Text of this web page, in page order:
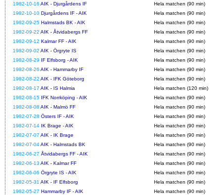
1982-10-16 AIK - Djurgårdens IF
Hela matchen (90 min)
1982-10-10 Djurgårdens IF - AIK
Hela matchen (90 min)
1982-09-25 Halmstads BK - AIK
Hela matchen (90 min)
1982-09-22 AIK - Åtvidabergs FF
Hela matchen (90 min)
1982-09-12 Kalmar FF - AIK
Hela matchen (90 min)
1982-09-02 AIK - Örgryte IS
Hela matchen (90 min)
1982-08-29 IF Elfsborg - AIK
Hela matchen (90 min)
1982-08-26 AIK - Hammarby IF
Hela matchen (90 min)
1982-08-22 AIK - IFK Göteborg
Hela matchen (90 min)
1982-08-17 AIK - IS Halmia
Hela matchen (120 min)
1982-08-15 IFK Norrköping - AIK
Hela matchen (90 min)
1982-08-08 AIK - Malmö FF
Hela matchen (90 min)
1982-07-28 Östers IF - AIK
Hela matchen (90 min)
1982-07-14 IK Brage - AIK
Hela matchen (90 min)
1982-07-07 AIK - IK Brage
Hela matchen (90 min)
1982-07-04AIK - Halmstads BK
Hela matchen (90 min)
1982-06-27 Åtvidabergs FF - AIK
Hela matchen (90 min)
1982-06-13 AIK - Kalmar FF
Hela matchen (90 min)
1982-06-06 Örgryte IS - AIK
Hela matchen (90 min)
1982-05-31 AIK - IF Elfsborg
Hela matchen (90 min)
1982-05-27 Hammarby IF - AIK
Hela matchen (90 min)